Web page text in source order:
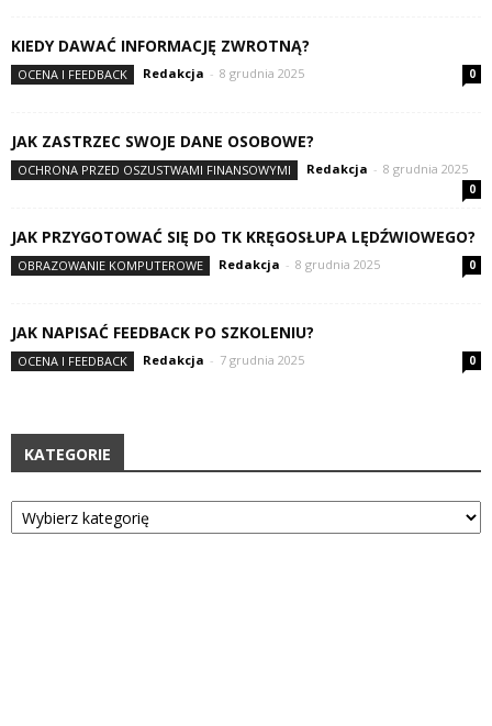
KIEDY DAWAĆ INFORMACJĘ ZWROTNĄ?
OCENA I FEEDBACK Redakcja - 8 grudnia 2025 0
JAK ZASTRZEC SWOJE DANE OSOBOWE?
OCHRONA PRZED OSZUSTWAMI FINANSOWYMI Redakcja - 8 grudnia 2025
0
JAK PRZYGOTOWAĆ SIĘ DO TK KRĘGOSŁUPA LĘDŹWIOWEGO?
OBRAZOWANIE KOMPUTEROWE Redakcja - 8 grudnia 2025 0
JAK NAPISAĆ FEEDBACK PO SZKOLENIU?
OCENA I FEEDBACK Redakcja - 7 grudnia 2025 0
KATEGORIE
Kategorie